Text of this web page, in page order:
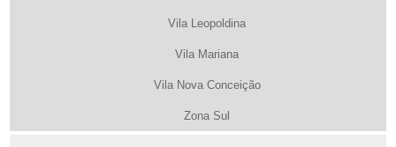
Vila Leopoldina
Vila Mariana
Vila Nova Conceição
Zona Sul